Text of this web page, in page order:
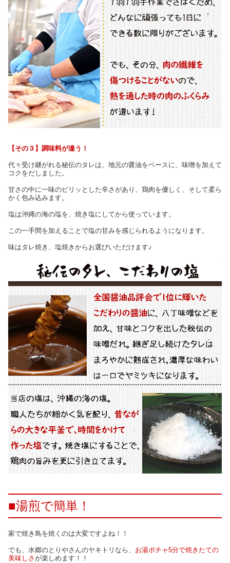
【その３】調味料が違う！
代々受け継がれる秘伝のタレは、地元の醤油をベースに、味噌を加えて
コクをだしました。
甘さの中に一味のピリッとした辛さがあり、鶏肉を優しく、そして柔ら
かく包み込みます。
塩は沖縄の海の塩を、焼き塩にしてから使っています。
この一手間を加えることで塩の甘みを感じられるようになります。
味はタレ焼き、塩焼きからお選びいただけます♪
■湯煎で簡単！
家で焼き鳥を焼くのは大変ですよね！！
でも、水郷のとりやさんのヤキトリなら、 お湯ポチャ5分で焼きたての
美味しさが楽しめます！！